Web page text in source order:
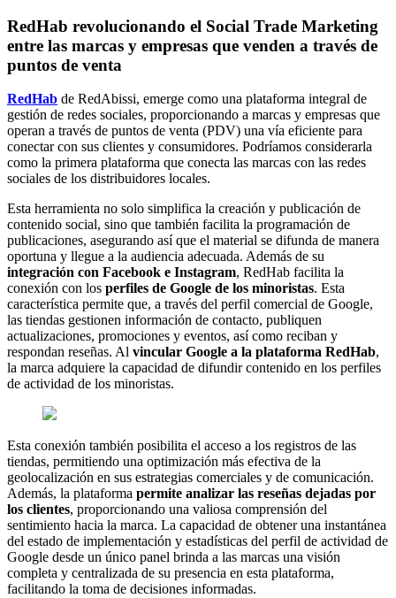
RedHab revolucionando el Social Trade Marketing
entre las marcas y empresas que venden a través de
puntos de venta
RedHab de RedAbissi, emerge como una plataforma integral de
gestión de redes sociales, proporcionando a marcas y empresas que
operan a través de puntos de venta (PDV) una vía eficiente para
conectar con sus clientes y consumidores. Podríamos considerarla
como la primera plataforma que conecta las marcas con las redes
sociales de los distribuidores locales.
Esta herramienta no solo simplifica la creación y publicación de
contenido social, sino que también facilita la programación de
publicaciones, asegurando así que el material se difunda de manera
oportuna y llegue a la audiencia adecuada. Además de su
integración con Facebook e Instagram, RedHab facilita la
conexión con los perfiles de Google de los minoristas. Esta
característica permite que, a través del perfil comercial de Google,
las tiendas gestionen información de contacto, publiquen
actualizaciones, promociones y eventos, así como reciban y
respondan reseñas. Al vincular Google a la plataforma RedHab,
la marca adquiere la capacidad de difundir contenido en los perfiles
de actividad de los minoristas.
Esta conexión también posibilita el acceso a los registros de las
tiendas, permitiendo una optimización más efectiva de la
geolocalización en sus estrategias comerciales y de comunicación.
Además, la plataforma permite analizar las reseñas dejadas por
los clientes, proporcionando una valiosa comprensión del
sentimiento hacia la marca. La capacidad de obtener una instantánea
del estado de implementación y estadísticas del perfil de actividad de
Google desde un único panel brinda a las marcas una visión
completa y centralizada de su presencia en esta plataforma,
facilitando la toma de decisiones informadas.